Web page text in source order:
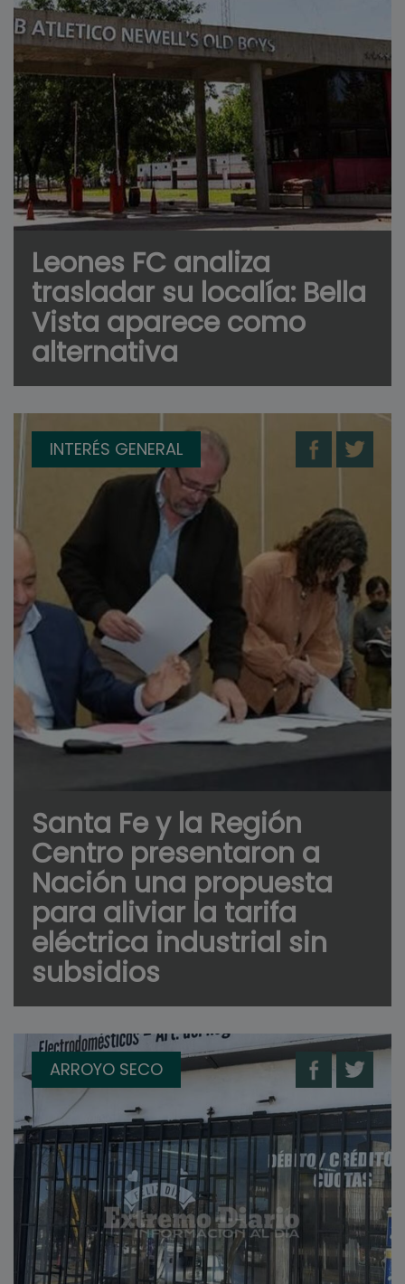
Leones FC analiza
trasladar su localía: Bella
Vista aparece como
alternativa
INTERÉS GENERAL
Santa Fe y la Región
Centro presentaron a
Nación una propuesta
para aliviar la tarifa
eléctrica industrial sin
subsidios
ARROYO SECO